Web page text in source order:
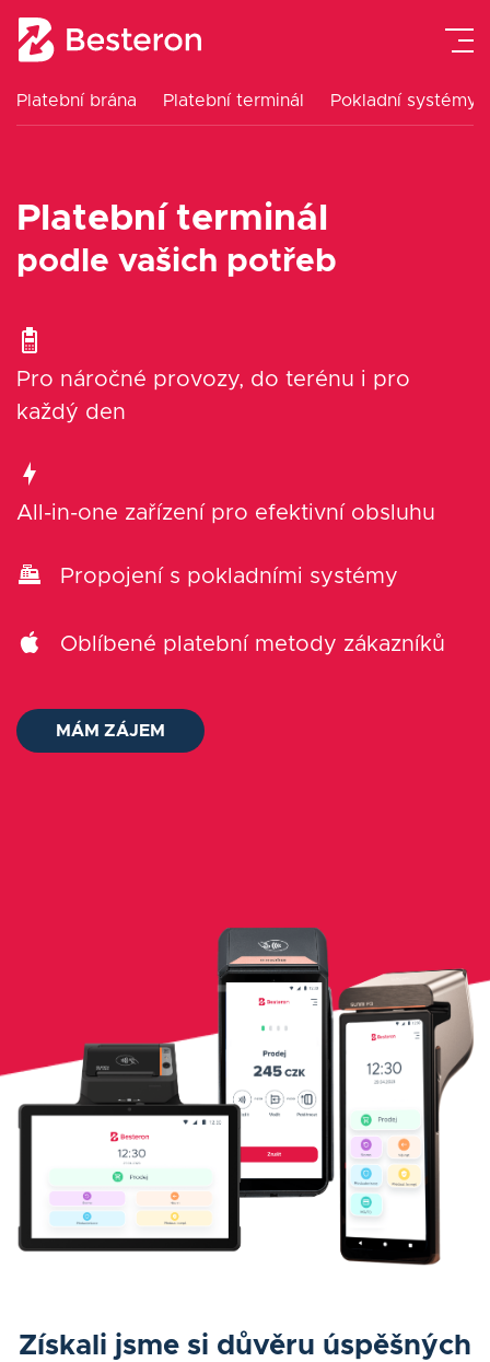
Platební brána Platební terminál Pokladní systémy
Čeština
Přihlásit se
Kontakt
Blog
Ceník
Platební brána
Platební terminál
Platební terminál
podle vašich potřeb
Pro náročné provozy, do terénu i pro
každý den
All-in-one zařízení pro efektivní obsluhu
Propojení s pokladními systémy
Oblíbené platební metody zákazníků
MÁM ZÁJEM
Získali jsme si důvěru úspěšných